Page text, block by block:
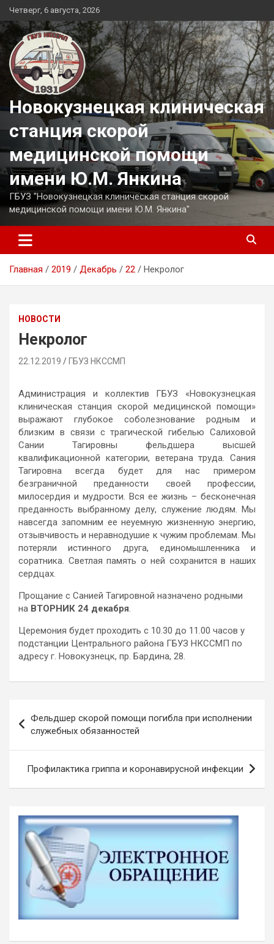
Перейти
к
содержимому
Четверг, 6 августа, 2026
Новокузнецкая клиническая
станция скорой
медицинской помощи
имени Ю.М. Янкина
ГБУЗ "Новокузнецкая клиническая станция скорой
медицинской помощи имени Ю.М. Янкина"
Главная 2019 Декабрь 22 Некролог
НОВОСТИ
Некролог
22.12.2019 ГБУЗ НКССМП
Администрация и коллектив ГБУЗ «Новокузнецкая
клиническая станция скорой медицинской помощи»
выражают глубокое соболезнование родным и
близким в связи с трагической гибелью Салиховой
Сании Тагировны фельдшера высшей
квалификационной категории, ветерана труда. Сания
Тагировна всегда будет для нас примером
безграничной преданности своей профессии,
милосердия и мудрости. Вся ее жизнь – бесконечная
преданность выбранному делу, служение людям. Мы
навсегда запомним ее неуемную жизненную энергию,
отзывчивость и неравнодушие к чужим проблемам. Мы
потеряли истинного друга, единомышленника и
соратника. Светлая память о ней сохранится в наших
сердцах.
Прощание с Санией Тагировной назначено родными
на ВТОРНИК 24 декабря.
Церемония будет проходить с 10.30 до 11.00 часов у
подстанции Центрального района ГБУЗ НКССМП по
адресу г. Новокузнецк, пр. Бардина, 28.
по
записям
Фельдшер скорой помощи погибла при исполнении
служебных обязанностей
Профилактика гриппа и коронавирусной инфекции